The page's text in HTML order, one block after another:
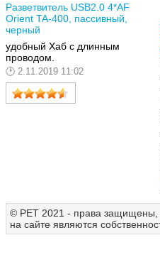
Разветвитель USB2.0 4*AF
Orient TA-400, пассивный,
черный
удобный Хаб с длинным
проводом.
2.11.2019 11:02
© РЕТ 2021 - права защищены,
на сайте являются